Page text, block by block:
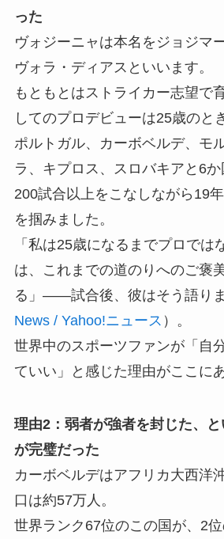
った
ヴォジーニャは本名をジョジマ
ヴォラ・ディアスといいます。
もともとはストライカー志望で
してのプロデビューは25歳のと
ポルトガル、カーボベルデ、モ
ラ、キプロス、スロバキアと6か
200試合以上をこなしながら19
を掴みました。
「私は25歳になるまでプロでは
は、これまでの道のりへのご褒
る」——試合後、彼はそう語り
News / Yahoo!ニュース ）。
世界中のスポーツファンが「自
ていい」と感じた理由がここに
理由2：弱者が強者を封じた、と
が完璧だった
カーボベルデはアフリカ大西洋
口は約57万人。
世界ランク67位のこの国が、2